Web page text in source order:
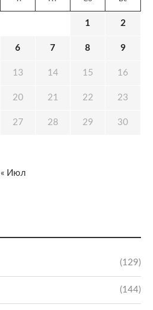
(129)
(144)
1 2
6 7 8 9
13 14 15 16
20 21 22 23
27 28 29 30
« Июл